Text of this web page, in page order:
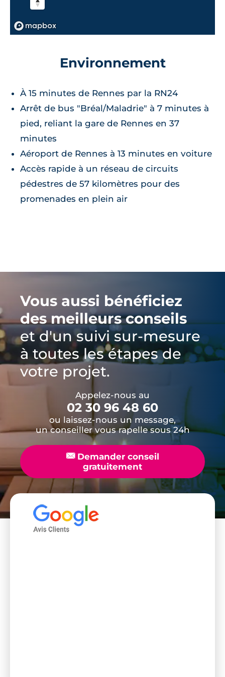
Environnement
À 15 minutes de Rennes par la RN24
Arrêt de bus "Bréal/Maladrie" à 7 minutes à
pied, reliant la gare de Rennes en 37
minutes
Aéroport de Rennes à 13 minutes en voiture
Accès rapide à un réseau de circuits
pédestres de 57 kilomètres pour des
promenades en plein air
Vous aussi bénéficiez
des meilleurs conseils
et d'un suivi sur-mesure
à toutes les étapes de
votre projet.
Appelez-nous au
02 30 96 48 60
ou laissez-nous un message,
un conseiller vous rapelle sous 24h
📧Demander conseil
gratuitement